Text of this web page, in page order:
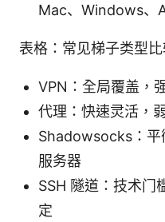
Mac、Windows、
表格：常见梯子类型
VPN：全局覆盖，
代理：快速灵活，
Shadowsocks：平
服务器
SSH 隧道：技术门
定